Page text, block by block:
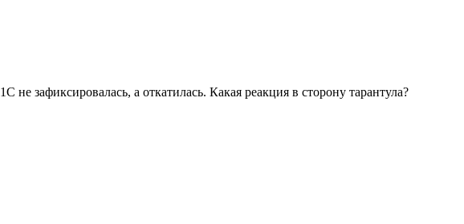
не зафиксировалась, а откатилась. Какая реакция в сторону тарантула?